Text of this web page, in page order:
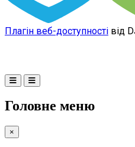
Плагін веб-доступності від
Головне меню
×